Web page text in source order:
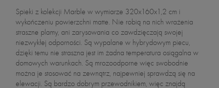
Spieki z kolekcji Marble w wymiarze 320x160x1,2 cm i
wykończeniu powierzchni matte. Nie robią na nich wrażenia
straszne plamy, ani zarysowania co zawdzięczają swojej
niezwykłej odporności. Są wypalane w hybrydowym piecu,
dzięki temu nie straszna jest im żadna temperatura osiągalna w
domowych warunkach. Są mrozoodporne więc swobodnie
można je stosować na zewnątrz, najpewniej sprawdzą się na
elewacji. Są bardzo dobrym przewodnikiem, więc znajdą